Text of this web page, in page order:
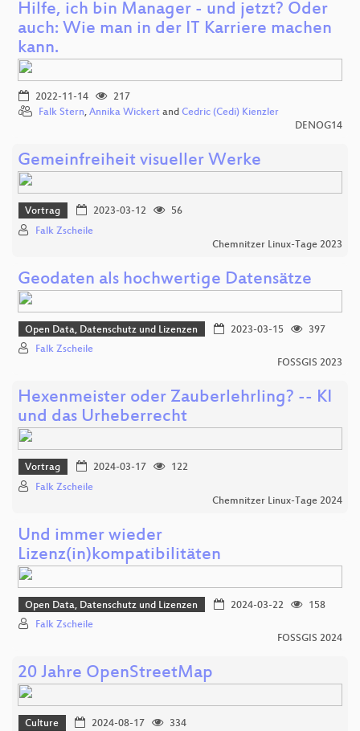
Hilfe, ich bin Manager - und jetzt? Oder
auch: Wie man in der IT Karriere machen
kann.
2022-11-14
217
Falk Stern, Annika Wickert and Cedric (Cedi) Kienzler
DENOG14
Gemeinfreiheit visueller Werke
Vortrag 2023-03-12
56
Falk Zscheile
Chemnitzer Linux-Tage 2023
Geodaten als hochwertige Datensätze
Open Data, Datenschutz und Lizenzen 2023-03-15
397
Falk Zscheile
FOSSGIS 2023
Hexenmeister oder Zauberlehrling? -- KI
und das Urheberrecht
Vortrag 2024-03-17
122
Falk Zscheile
Chemnitzer Linux-Tage 2024
Und immer wieder
Lizenz(in)kompatibilitäten
Open Data, Datenschutz und Lizenzen 2024-03-22
158
Falk Zscheile
FOSSGIS 2024
20 Jahre OpenStreetMap
Culture 2024-08-17
334